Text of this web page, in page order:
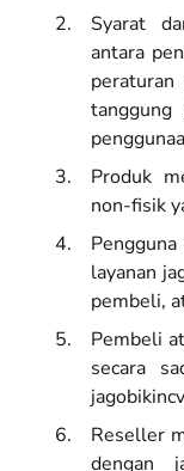
Syarat
antara
Produk
non-fisik
layanan
pembeli,
Pembeli
secara
Reseller
dengan